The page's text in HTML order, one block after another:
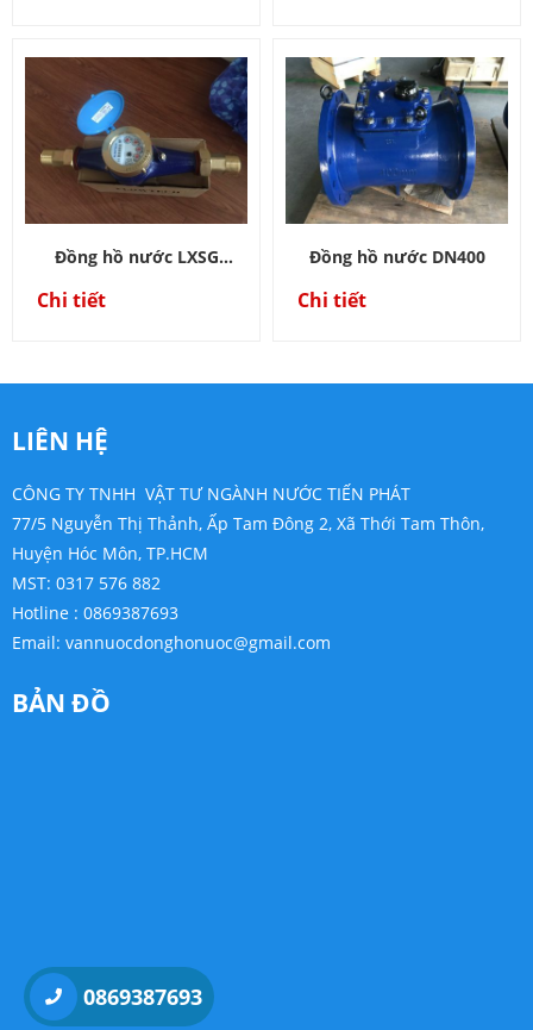
Đồng hồ nước LXSG
Flowtech Nối ren
Chi tiết
Đồng hồ nước DN400
Chi tiết
LIÊN HỆ
CÔNG TY TNHH VẬT TƯ NGÀNH NƯỚC TIẾN PHÁT
77/5 Nguyễn Thị Thảnh, Ấp Tam Đông 2, Xã Thới Tam Thôn,
Huyện Hóc Môn, TP.HCM
MST: 0317 576 882
Hotline : 0869387693
Email: vannuocdonghonuoc@gmail.com
BẢN ĐỒ
0869387693